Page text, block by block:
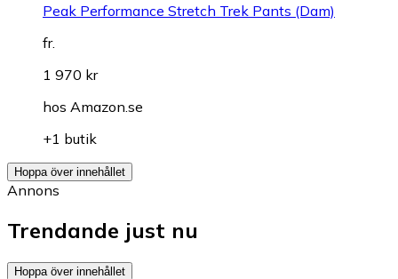
Peak Performance Stretch Trek Pants (Dam)
fr.
1 970 kr
hos Amazon.se
+1 butik
Hoppa över innehållet
Annons
Trendande just nu
Hoppa över innehållet